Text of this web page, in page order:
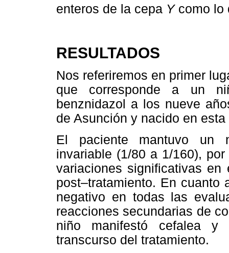
enteros de la cepa Ycomo lo
RESULTADOS
Nos referiremos en primer
que corresponde a un
benznidazol a los nueve
de Asunción y nacido en
El paciente mantuvo un
invariable (1/80 a 1/160),
variaciones significativas
post–tratamiento. En cuanto
negativo en todas las
reacciones secundarias de
niño manifestó cefalea y
transcurso del tratamiento.